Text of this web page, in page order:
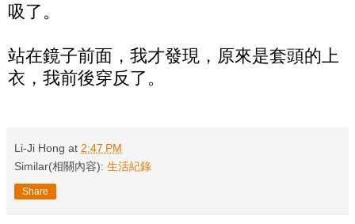
吸了。
站在鏡子前面，我才發現，原來是套頭的上
衣，我前後穿反了。
Li-Ji Hong at 2:47 PM
Similar(相關內容): 生活紀錄
Share